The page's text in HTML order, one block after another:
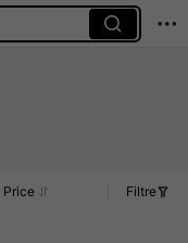
Price Filtre